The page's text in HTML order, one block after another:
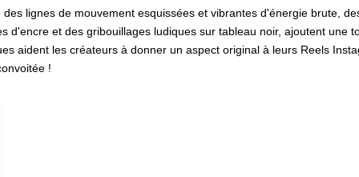
lignes de mouvement esquissées et vibrantes d'énergie brute,
d'encre et des gribouillages ludiques sur tableau noir, ajoutent une
aident les créateurs à donner un aspect original à leurs Reels
!